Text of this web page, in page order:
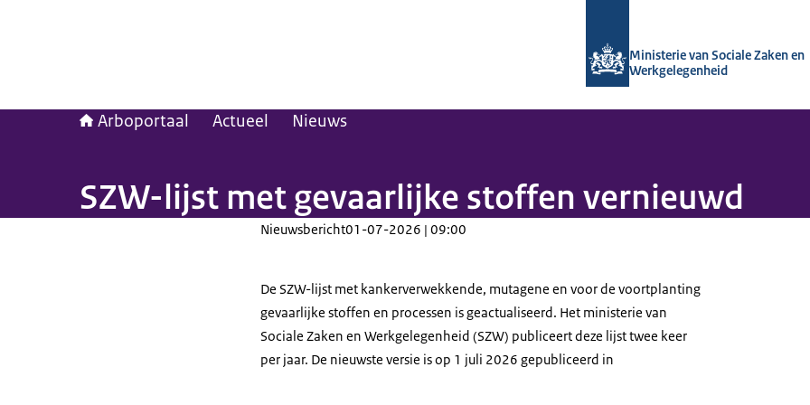
Ministerie van Sociale Zaken en
Werkgelegenheid
Arboportaal Actueel Nieuws
SZW-lijst met gevaarlijke stoffen vernieuwd
Nieuwsbericht01-07-2026 | 09:00
De SZW-lijst met kankerverwekkende, mutagene en voor de voortplanting
gevaarlijke stoffen en processen is geactualiseerd. Het ministerie van
Sociale Zaken en Werkgelegenheid (SZW) publiceert deze lijst twee keer
per jaar. De nieuwste versie is op 1 juli 2026 gepubliceerd in